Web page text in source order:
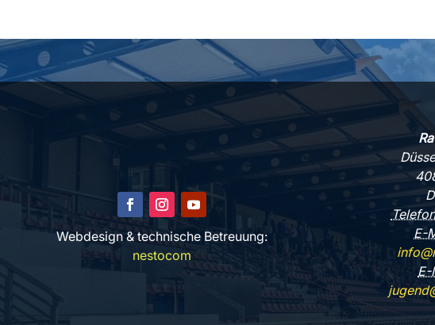
Webdesign & technische Betreuung:
nestocom
E-
E-